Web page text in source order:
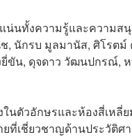
น่นทั้งความรู้และความส
, นักรบ มูลมานัส, ศิโรต
ขัน, ดุจดาว วัฒนปกรณ์,
ในตัวอักษรและห้องสี่เห
ยที่เชี่ยวชาญด้านประวัติ